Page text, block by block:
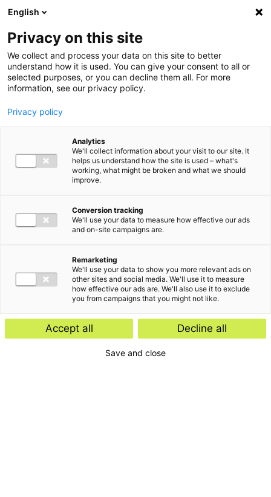
Ga direct naar de inhoud
English
Privacy on this site
We collect and process your data on this site to better
understand how it is used. You can give your consent to all or
selected purposes, or you can decline them all. For more
information, see our privacy policy.
Privacy policy
Analytics
We'll collect information about your visit to our site. It
helps us understand how the site is used – what's
working, what might be broken and what we should
improve.
Conversion tracking
We'll use your data to measure how effective our ads
and on-site campaigns are.
Remarketing
We'll use your data to show you more relevant ads on
other sites and social media. We'll use it to measure
how effective our ads are. We'll also use it to exclude
you from campaigns that you might not like.
Accept all Decline all
Save and close